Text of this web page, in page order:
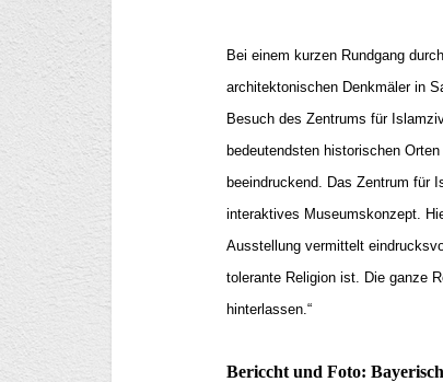
Bei einem kurzen Rundgang
architektonischen Denkmäler in
Besuch des Zentrums für
bedeutendsten historischen
beeindruckend. Das Zentrum für
interaktives Museumskonzept.
Ausstellung vermittelt
tolerante Religion ist. Die ganze
hinterlassen.“
Bericcht und Foto: